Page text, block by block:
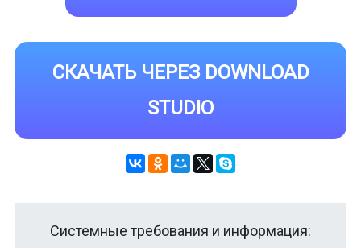
СКАЧАТЬ ЧЕРЕЗ DOWNLOAD
STUDIO
Системные требования и информация: